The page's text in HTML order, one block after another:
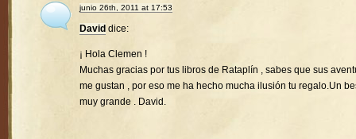
junio 26th, 2011 at 17:53
David dice:
¡ Hola Clemen !
Muchas gracias por tus libros de Rataplín , sabes que sus
me gustan , por eso me ha hecho mucha ilusión tu regalo.Un
muy grande . David.